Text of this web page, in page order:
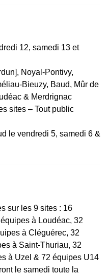
12, samedi 13 et
Noyal-Pontivy,
Bieuzy, Baud, Mûr de
& Merdrignac
sites – Tout public
le vendredi 5, samedi 6 &
sur les 9 sites : 16
à Loudéac, 32
à Cléguérec, 32
à Saint-Thuriau, 32
à Uzel & 72 équipes U14
le samedi toute la